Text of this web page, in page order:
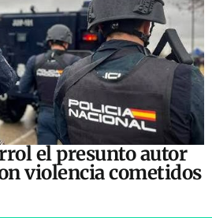
el presunto autor
violencia cometidos